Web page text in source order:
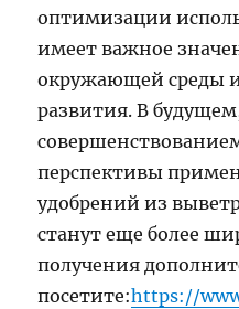
оптимизации
имеет важное
окружающей среды
развития. В
перспективы
удобрений из
станут еще более
получения
посетите:https://